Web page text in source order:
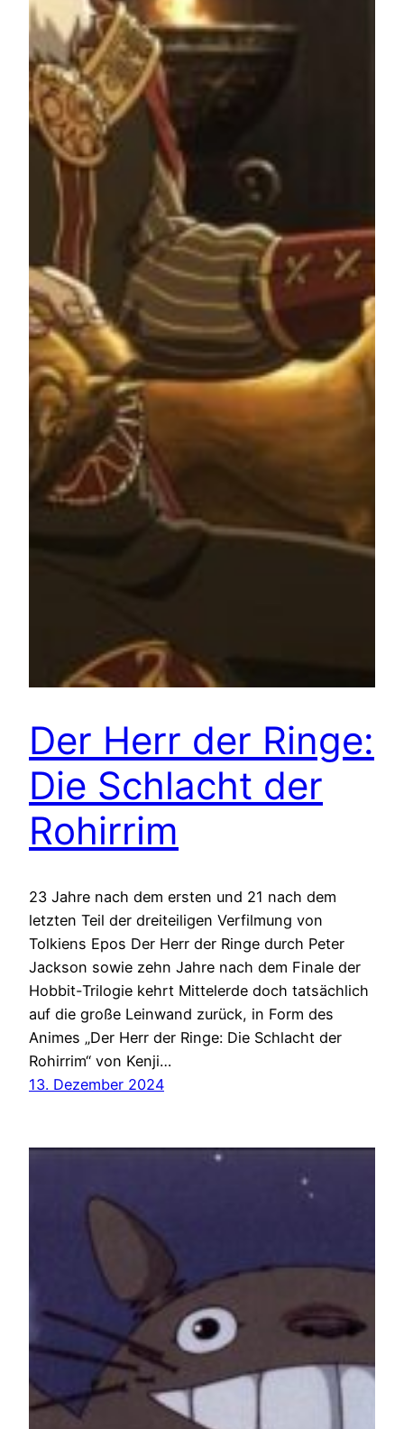
Der Herr der Ringe:
Die Schlacht der
Rohirrim
23 Jahre nach dem ersten und 21 nach dem
letzten Teil der dreiteiligen Verfilmung von
Tolkiens Epos Der Herr der Ringe durch Peter
Jackson sowie zehn Jahre nach dem Finale der
Hobbit-Trilogie kehrt Mittelerde doch tatsächlich
auf die große Leinwand zurück, in Form des
Animes „Der Herr der Ringe: Die Schlacht der
Rohirrim“ von Kenji…
13. Dezember 2024